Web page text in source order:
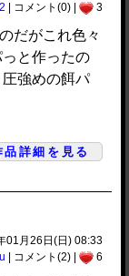
| コメント(0) | 3
だがこれ色々
と作ったの
強めの餌パ
品詳細を見る
01月26日(日) 08:33
| コメント(2) | 6